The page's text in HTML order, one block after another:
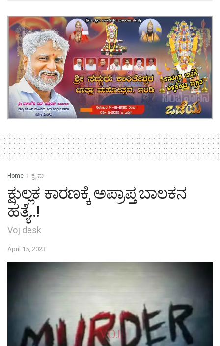
Home ಕ್ರೈಮ್‌
ಕ್ಷುಲ್ಲಕ ಕಾರಣಕ್ಕೆ ಅಪ್ರಾಪ್ತ ಬಾಲಕನ
ಹತ್ಯೆ..!
Voj desk
April 15, 2023